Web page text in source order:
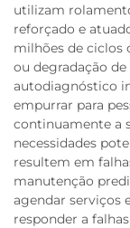
utilizam
reforçado e
milhões de ciclos
ou degradação
autodiagnóstico
empurrar para
continuamente a
necessidades
resultem em
manutenção
agendar serviços
responder a